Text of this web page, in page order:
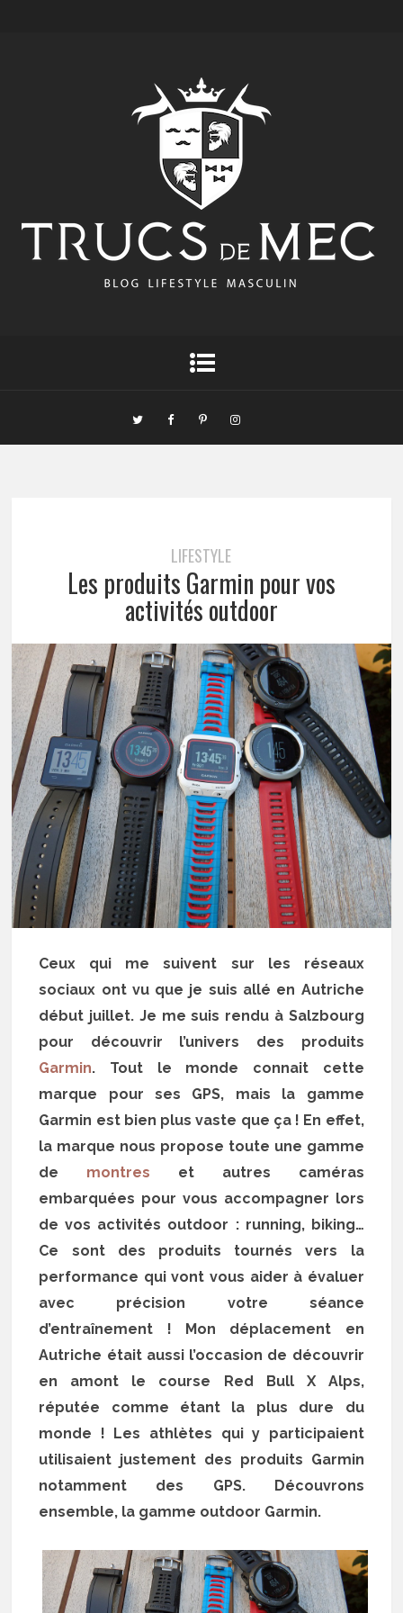
LIFESTYLE
Les produits Garmin pour vos
activités outdoor
Ceux qui me suivent sur les réseaux
sociaux ont vu que je suis allé en Autriche
début juillet. Je me suis rendu à Salzbourg
pour découvrir l’univers des produits
Garmin. Tout le monde connait cette
marque pour ses GPS, mais la gamme
Garmin est bien plus vaste que ça ! En effet,
la marque nous propose toute une gamme
de montres et autres caméras
embarquées pour vous accompagner lors
de vos activités outdoor : running, biking…
Ce sont des produits tournés vers la
performance qui vont vous aider à évaluer
avec précision votre séance
d’entraînement ! Mon déplacement en
Autriche était aussi l’occasion de découvrir
en amont le course Red Bull X Alps,
réputée comme étant la plus dure du
monde ! Les athlètes qui y participaient
utilisaient justement des produits Garmin
notamment des GPS. Découvrons
ensemble, la gamme outdoor Garmin.